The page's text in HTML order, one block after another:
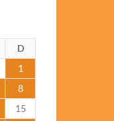
D
1
8
15